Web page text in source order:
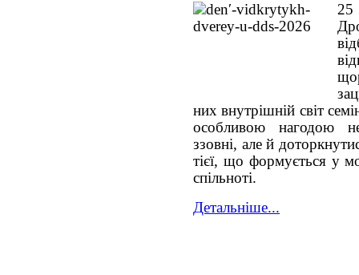
них внутрішній світ
особливою нагодою
ззовні, але й
тієї, що формується у
спільноті.
Детальніше...